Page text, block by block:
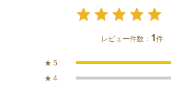
レビュー件数： 1件
★ 5
★ 4